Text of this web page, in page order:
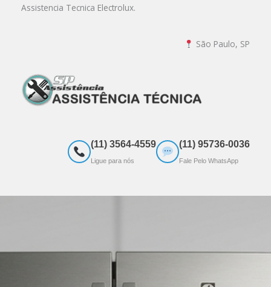
Assistencia Tecnica Electrolux.
São Paulo, SP
(11) 3564-4559
Ligue para nós
(11) 95736-0036
Fale Pelo WhatsApp